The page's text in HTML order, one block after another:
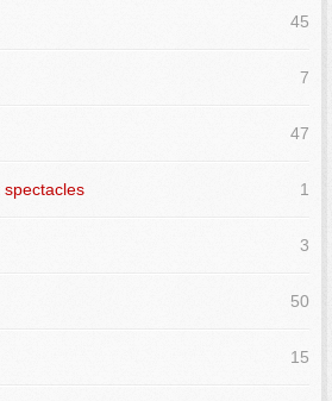
45
7
47
spectacles 1
3
50
15